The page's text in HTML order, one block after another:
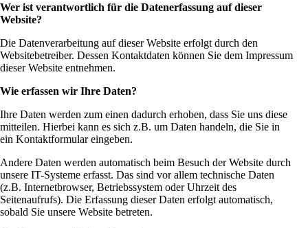
Wer ist verantwortlich für die Datenerfassung auf dieser
Website?
Die Datenverarbeitung auf dieser Website erfolgt durch den
Websitebetreiber. Dessen Kontaktdaten können Sie dem Impressum
dieser Website entnehmen.
Wie erfassen wir Ihre Daten?
Ihre Daten werden zum einen dadurch erhoben, dass Sie uns diese
mitteilen. Hierbei kann es sich z.B. um Daten handeln, die Sie in
ein Kontaktformular eingeben.
Andere Daten werden automatisch beim Besuch der Website durch
unsere IT-Systeme erfasst. Das sind vor allem technische Daten
(z.B. Internetbrowser, Betriebssystem oder Uhrzeit des
Seitenaufrufs). Die Erfassung dieser Daten erfolgt automatisch,
sobald Sie unsere Website betreten.